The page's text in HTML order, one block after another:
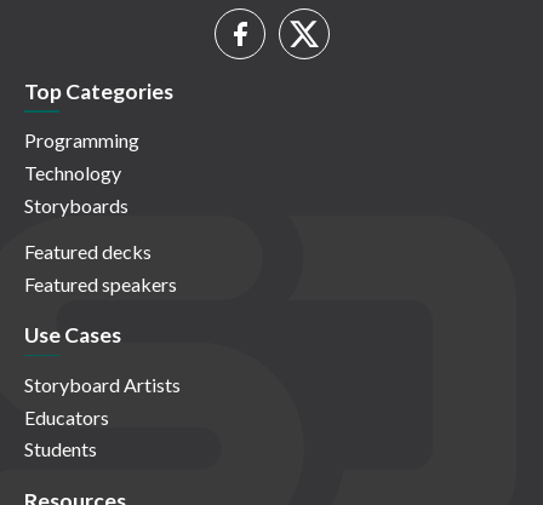
Top Categories
Programming
Technology
Storyboards
Featured decks
Featured speakers
Use Cases
Storyboard Artists
Educators
Students